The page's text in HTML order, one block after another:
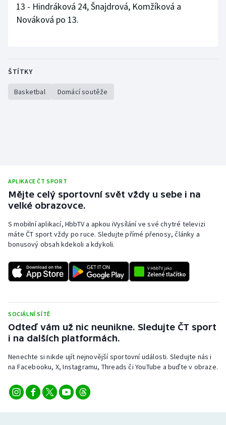
Stolní tenis
13 - Hindráková 24, Šnajdrová, Komžíková a
Nováková po 13.
ŠTÍTKY
Basketbal Domácí soutěže
APLIKACE ČT SPORT
Mějte celý sportovní svět vždy u sebe i na
velké obrazovce.
S mobilní aplikací, HbbTV a apkou iVysílání ve své chytré televizi
máte ČT sport vždy po ruce. Sledujte přímé přenosy, články a
bonusový obsah kdekoli a kdykoli.
SOCIÁLNÍ SÍTĚ
Odteď vám už nic neunikne. Sledujte ČT sport
i na dalších platformách.
Nenechte si nikde ujít nejnovější sportovní události. Sledujte nás i
na Facebooku, X, Instagramu, Threads či YouTube a buďte v obraze.